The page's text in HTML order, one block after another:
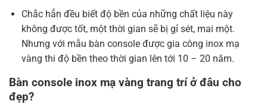
Chắc hẳn đều biết độ bền của những chất liệu này
không được tốt, một thời gian sẽ bị gỉ sét, mai một.
Nhưng với mẫu bàn console được gia công inox mạ
vàng thi độ bền theo thời gian lên tới 10 – 20 năm.
Bàn console inox mạ vàng trang trí ở đâu cho
đẹp?